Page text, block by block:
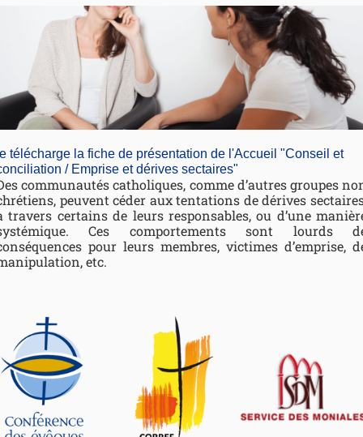
télécharge la fiche de présentation de l'Accueil "Conseil et
/ Emprise et dérives sectaires"
communautés catholiques, comme d’autres groupes
peuvent céder aux tentations de dérives
travers certains de leurs responsables, ou d’une
Ces comportements sont lourds
pour leurs membres, victimes d’emprise,
etc.